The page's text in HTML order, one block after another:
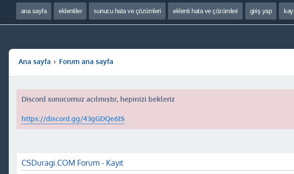
ana sayfa eklentiler sunucu hata ve çözümleri eklenti hata ve çözümleri giriş yap
Ana sayfa Forum ana sayfa
Discord sunucumuz açılmıştır, hepinizi bekleriz
https://discord.gg/43gGDQe6tS
CSDuragi.COM Forum - Kayıt